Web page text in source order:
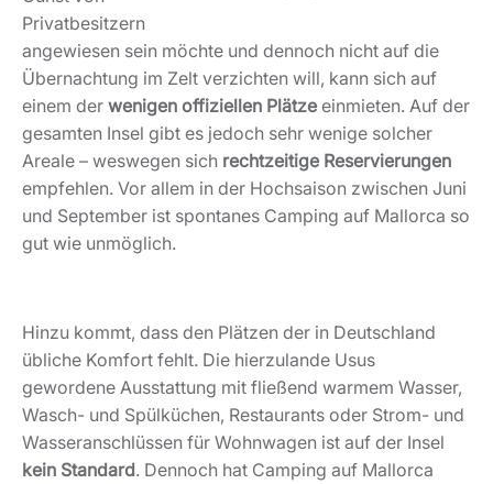
Privatbesitzern
angewiesen sein möchte und dennoch nicht auf die
Übernachtung im Zelt verzichten will, kann sich auf
einem der wenigen offiziellen Plätze einmieten. Auf der
gesamten Insel gibt es jedoch sehr wenige solcher
Areale – weswegen sich rechtzeitige Reservierungen
empfehlen. Vor allem in der Hochsaison zwischen Juni
und September ist spontanes Camping auf Mallorca so
gut wie unmöglich.
Hinzu kommt, dass den Plätzen der in Deutschland
übliche Komfort fehlt. Die hierzulande Usus
gewordene Ausstattung mit fließend warmem Wasser,
Wasch- und Spülküchen, Restaurants oder Strom- und
Wasseranschlüssen für Wohnwagen ist auf der Insel
kein Standard. Dennoch hat Camping auf Mallorca